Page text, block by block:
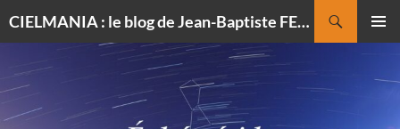
CIELMANIA : le blog de Jean-Baptiste FELDMANN, photographe du ciel
CONTENU